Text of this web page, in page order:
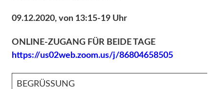
09.12.2020, von 13:15-19 Uhr
ONLINE-ZUGANG FÜR BEIDE TAGE
https://us02web.zoom.us/j/86804658505
BEGRÜSSUNG